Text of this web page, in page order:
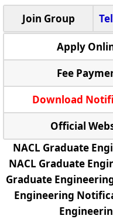
Join Group
Apply
Fee
Download
Official
NACL Graduate
NACL Graduate
Graduate
Engineering